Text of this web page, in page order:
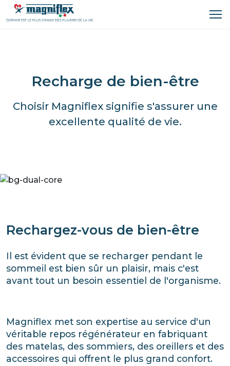
Recharge de bien-être
Choisir Magniflex signifie s'assurer une
excellente qualité de vie.
Rechargez-vous de bien-être
Il est évident que se recharger pendant le
sommeil est bien sûr un plaisir, mais c'est
avant tout un besoin essentiel de l'organisme.
Magniflex met son expertise au service d'un
véritable repos régénérateur en fabriquant
des matelas, des sommiers, des oreillers et des
accessoires qui offrent le plus grand confort.